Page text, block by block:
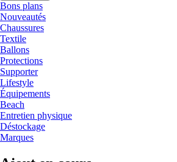
Bons plans
Nouveautés
Chaussures
Textile
Ballons
Protections
Supporter
Lifestyle
Équipements
Beach
Entretien physique
Déstockage
Marques